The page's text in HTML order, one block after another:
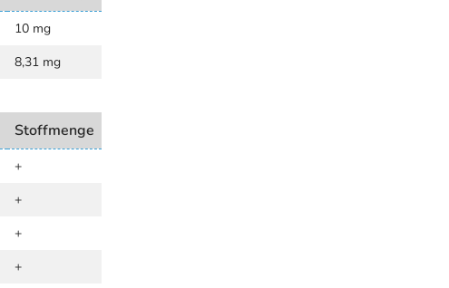
10 mg
8,31 mg
Stoffmenge
+
+
+
+